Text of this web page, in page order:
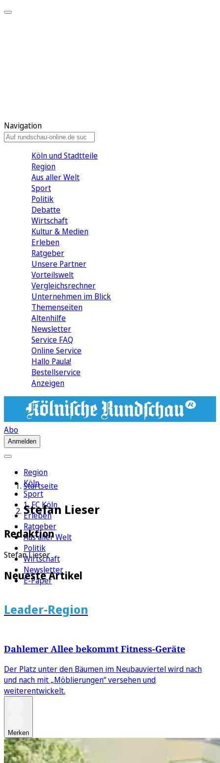
Navigation
Köln und Stadtteile
Region
Aus aller Welt
Sport
Politik
Debatte
Wirtschaft
Kultur & Medien
Erleben
Ratgeber
Unsere Partner
Vorteilswelt
Vergleichsrechner
Unternehmen im Blick
Themenseiten
Altenhilfe
Newsletter
Service FAQ
Online Service
Hallo Paula!
Bestellservice
Anzeigen
Abo
Anmelden
Region
Köln
Sport
1. FC Köln
Erleben
Ratgeber
Aus aller Welt
Politik
Wirtschaft
Newsletter
E-Paper
Startseite
Stefan Lieser
Redaktion
Stefan Lieser
Neueste Artikel
Leader-Region
Dahlemer Allee bekommt Fitness-Geräte
Der Platz unter den Bäumen im Neubauviertel wird nach
und nach mit „Möblierungen“ versehen und
weiterentwickelt.
Merken